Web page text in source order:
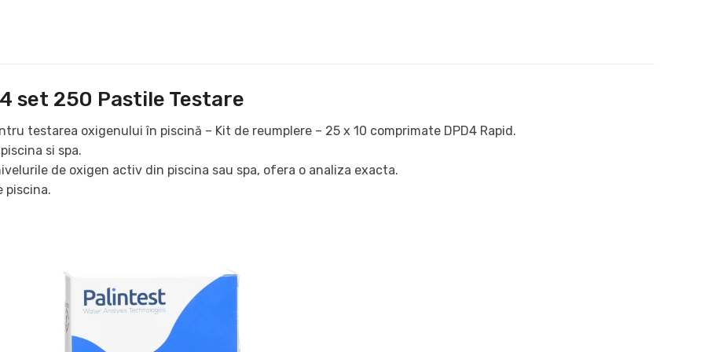
set 250 Pastile Testare
testarea oxigenului în piscină – Kit de reumplere – 25 x 10 comprimate DPD4 Rapid.
si spa.
de oxigen activ din piscina sau spa, ofera o analiza exacta.
piscina.